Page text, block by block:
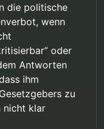
nicht
einem anderen
vermuten, dass
stützen, die mir
Zitierung
zur
von
empfehle Ihnen,
die politische
wenn
oder
Antworten
ihm
zu
nicht klar